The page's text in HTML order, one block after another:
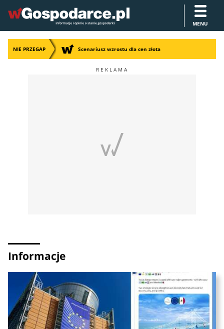
MENU
NIE PRZEGAP Scenariusz wzrostu dla cen złota
Informacje